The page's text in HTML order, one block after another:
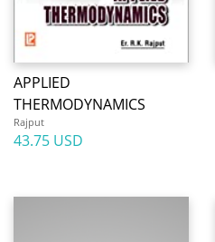
APPLIED
THERMODYNAMICS
Rajput
43.75 USD